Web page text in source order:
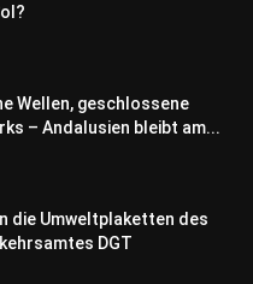
Wellen, geschlossene
– Andalusien bleibt am...
die Umweltplaketten des
DGT